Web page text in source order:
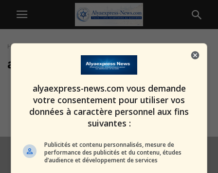
Home
amendes
France pudique : les maires de
bord de mer déclarent la...
alxprss_sab 30 juillet 2025
alyaexpress-news.com vous demande
votre consentement pour utiliser vos
données à caractère personnel aux fins
suivantes :
Publicités et contenu personnalisés, mesure de
performance des publicités et du contenu, études
d’audience et développement de services